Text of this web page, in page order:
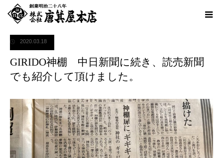
ホーム
お知らせ
GIRIDO神棚 中日新聞に続き、読売新聞でも紹介して頂けまし
2020.03.18
GIRIDO神棚 中日新聞に続き、読売新聞
でも紹介して頂けました。